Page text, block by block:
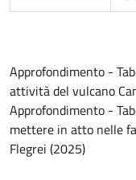
Approfondimento -
attività del vulcano
Approfondimento -
mettere in atto nelle
Flegrei (2025)